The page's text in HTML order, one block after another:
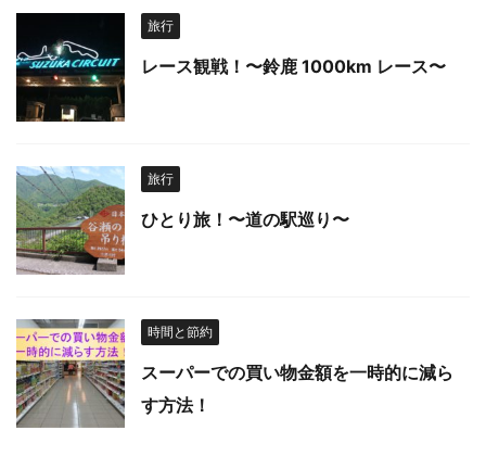
旅行
レース観戦！〜鈴鹿 1000km レース〜
旅行
ひとり旅！〜道の駅巡り〜
時間と節約
スーパーでの買い物金額を一時的に減ら
す方法！